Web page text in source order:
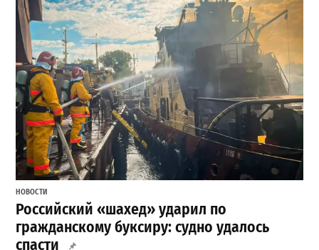
НОВОСТИ
Российский «шахед» ударил по
гражданскому буксиру: судно удалось
спасти